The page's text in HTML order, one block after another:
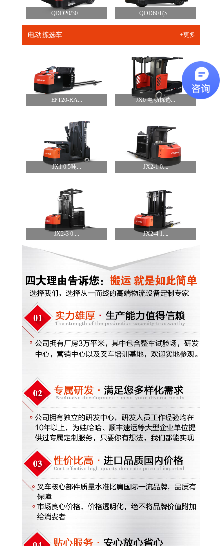
QDD20/30... QDD60T(S...
电动拣选车 +更多
EPT20-RA... JX0 电动拣选...
JX1 0.5吨... JX2-1 0....
JX2-3 0.... JX2-4 1....